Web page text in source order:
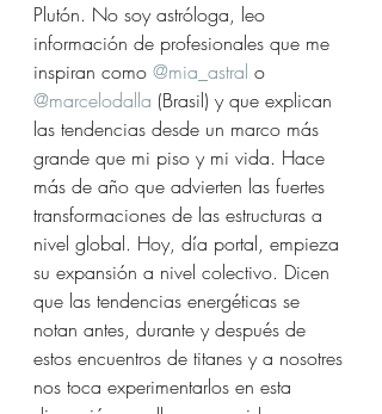
Plutón. No soy astróloga, leo
información de profesionales que me
inspiran como @mia_astral o
@marcelodalla (Brasil) y que explican
las tendencias desde un marco más
grande que mi piso y mi vida. Hace
más de año que advierten las fuertes
transformaciones de las estructuras a
nivel global. Hoy, día portal, empieza
su expansión a nivel colectivo. Dicen
que las tendencias energéticas se
notan antes, durante y después de
estos encuentros de titanes y a nosotres
nos toca experimentarlos en esta